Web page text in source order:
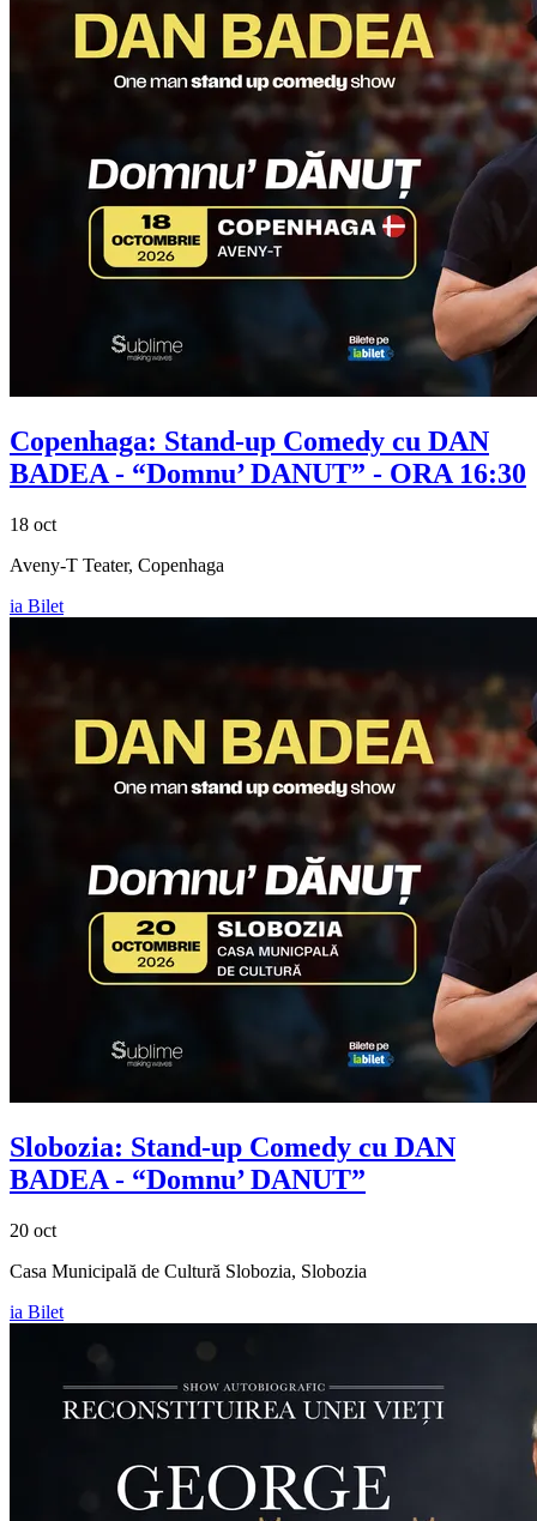
Copenhaga: Stand-up Comedy cu DAN
BADEA - “Domnu’ DANUT” - ORA 16:30
18 oct
Aveny-T Teater, Copenhaga
ia Bilet
Slobozia: Stand-up Comedy cu DAN
BADEA - “Domnu’ DANUT”
20 oct
Casa Municipală de Cultură Slobozia, Slobozia
ia Bilet